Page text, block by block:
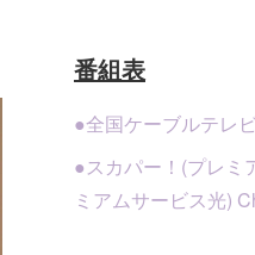
番組表
●全国ケーブルテレ
●スカパー！(プレミ
ミアムサービス光)